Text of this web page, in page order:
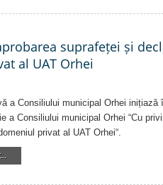
suprafeței și
al UAT Orhei
a Consiliului municipal Orhei
a Consiliului municipal Orhei “Cu
privat al UAT Orhei“.